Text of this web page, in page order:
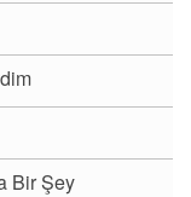
Bir Şey